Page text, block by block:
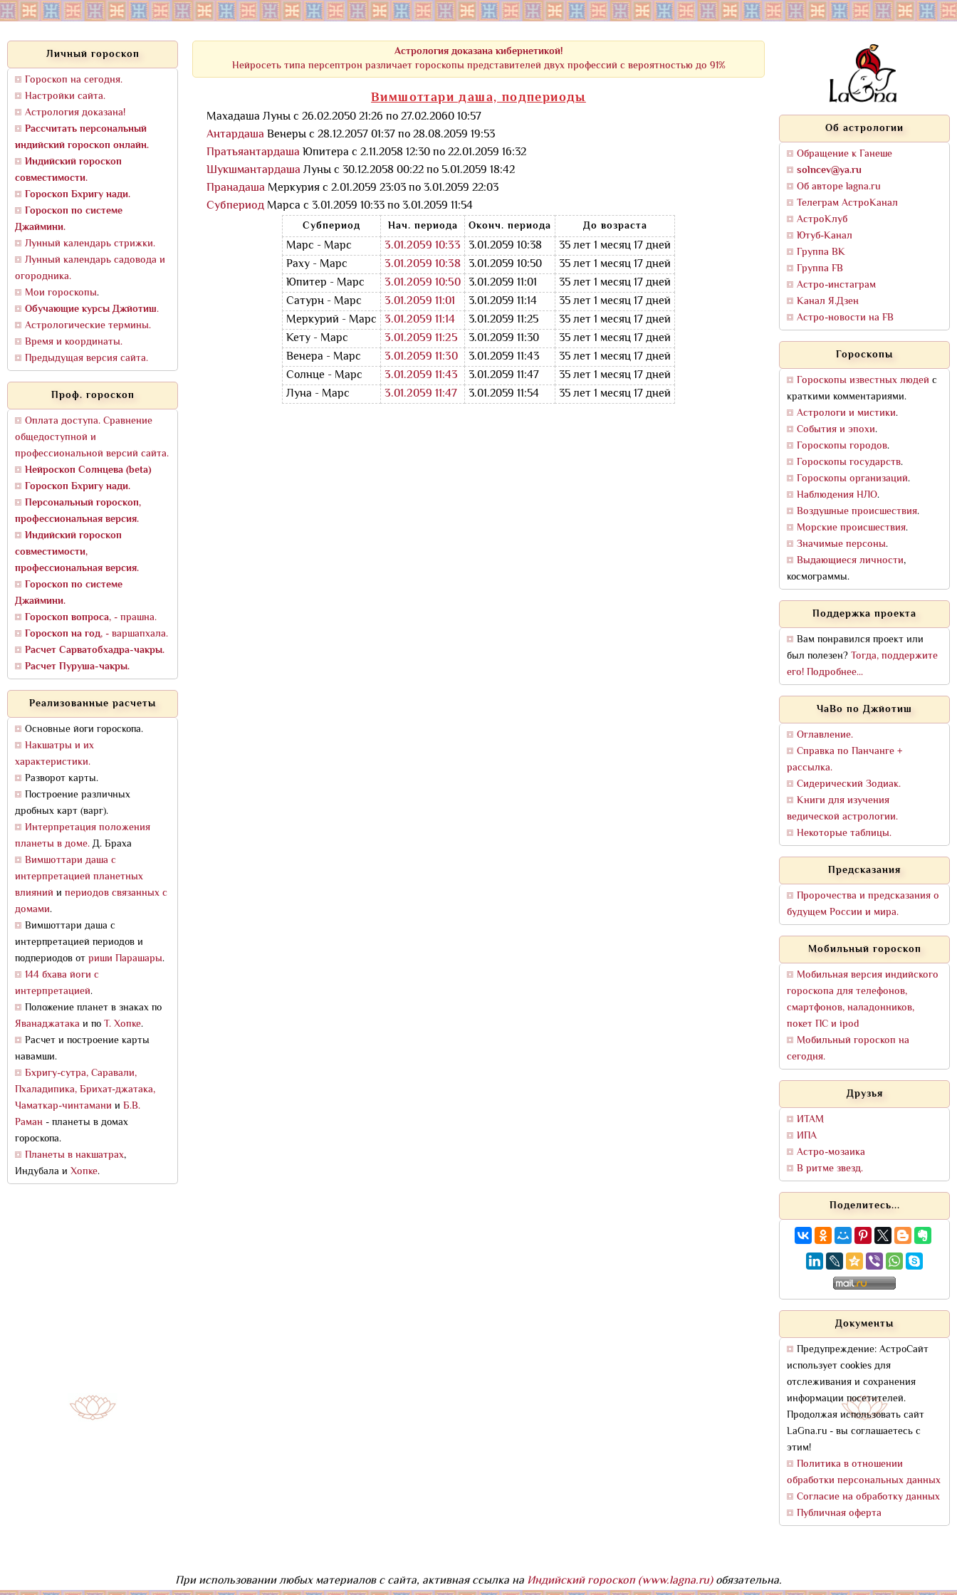
Личный гороскоп
Гороскоп на сегодня.
Настройки сайта.
Астрология доказана!
Рассчитать персональный
индийский гороскоп онлайн.
Индийский гороскоп
совместимости.
Гороскоп Бхригу нади.
Гороскоп по системе
Джаймини.
Лунный календарь стрижки.
Лунный календарь садовода и
огородника.
Мои гороскопы.
Обучающие курсы Джйотиш.
Астрологические термины.
Время и координаты.
Предыдущая версия сайта.
Проф. гороскоп
Оплата доступа. Сравнение
общедоступной и
профессиональной версий сайта.
Нейроскоп Солнцева (beta)
Гороскоп Бхригу нади.
Персональный гороскоп,
профессиональная версия.
Индийский гороскоп
совместимости,
профессиональная версия.
Гороскоп по системе
Джаймини.
Гороскоп вопроса, - прашна.
Гороскоп на год, - варшапхала.
Расчет Сарватобхадра-чакры.
Расчет Пуруша-чакры.
Реализованные расчеты
Основные йоги гороскопа.
Накшатры и их
характеристики.
Разворот карты.
Построение различных
дробных карт (варг).
Интерпретация положения
планеты в доме.Д. Браха
Вимшоттари даша с
интерпретацией планетных
влияний и периодов связанных с
домами.
Вимшоттари даша с
интерпретацией периодов и
подпериодов отриши Парашары.
144 бхава йоги с
интерпретацией.
Положение планет в знаках по
Яванаджатака и поТ. Хопке.
Расчет и построение карты
навамши.
Бхригу-сутра, Саравали,
Пхаладипика, Брихат-джатака,
Чаматкар-чинтамани и Б.В.
Раман - планеты в домах
гороскопа.
Планеты в накшатрах,
Индубала и Хопке.
Астрология доказана кибернетикой!
Нейросеть типа персептрон различает гороскопы представителей двух профессий с вероятностью до 91%
Вимшоттари даша, подпериоды
Махадаша Луны с 26.02.2050 21:26 по 27.02.2060 10:57
Антардаша Венеры с 28.12.2057 01:37 по 28.08.2059 19:53
Пратьяантардаша Юпитера с 2.11.2058 12:30 по 22.01.2059 16:32
Шукшмантардаша Луны с 30.12.2058 00:22 по 5.01.2059 18:42
Пранадаша Меркурия с 2.01.2059 23:03 по 3.01.2059 22:03
Субпериод Марса с 3.01.2059 10:33 по 3.01.2059 11:54
Субпериод Нач. периода Оконч. периода До возраста
Марс - Марс 3.01.2059 10:33 3.01.2059 10:38
35 лет 1 месяц 17 дней
Раху - Марс
3.01.2059 10:38 3.01.2059 10:50
35 лет 1 месяц 17 дней
Юпитер - Марс
3.01.2059 10:50 3.01.2059 11:01
35 лет 1 месяц 17 дней
Сатурн - Марс
3.01.2059 11:01 3.01.2059 11:14
35 лет 1 месяц 17 дней
Меркурий - Марс 3.01.2059 11:14 3.01.2059 11:25
35 лет 1 месяц 17 дней
Кету - Марс
3.01.2059 11:25 3.01.2059 11:30
35 лет 1 месяц 17 дней
Венера - Марс
3.01.2059 11:30 3.01.2059 11:43
35 лет 1 месяц 17 дней
Солнце - Марс
3.01.2059 11:43 3.01.2059 11:47
35 лет 1 месяц 17 дней
Луна - Марс
3.01.2059 11:47 3.01.2059 11:54 35 лет 1 месяц 17 дней
Об астрологии
Обращение к Ганеше
solncev@ya.ru
Об авторе lagna.ru
Телеграм АстроКанал
АстроКлуб
Ютуб-Канал
Группа ВК
Группа FB
Астро-инстаграм
Канал Я.Дзен
Астро-новости на FB
Гороскопы
Гороскопы известных людей с
краткими комментариями.
Астрологи и мистики.
События и эпохи.
Гороскопы городов.
Гороскопы государств.
Гороскопы организаций.
Наблюдения НЛО.
Воздушные происшествия.
Морские происшествия.
Значимые персоны.
Выдающиеся личности,
космограммы.
Поддержка проекта
Вам понравился проект или
был полезен?Тогда, поддержите
его! Подробнее...
ЧаВо по Джйотиш
Оглавление.
Справка по Панчанге +
рассылка.
Сидерический Зодиак.
Книги для изучения
ведической астрологии.
Некоторые таблицы.
Предсказания
Пророчества и предсказания о
будущем России и мира.
Мобильный гороскоп
Мобильная версия индийского
гороскопа для телефонов,
смартфонов, наладонников,
покет ПС и ipod
Мобильный гороскоп на
сегодня.
Друзья
ИТАМ
ИПА
Астро-мозаика
В ритме звезд.
Поделитесь...
Документы
Предупреждение: АстроСайт
использует cookies для
отслеживания и сохранения
информации посетителей.
Продолжая использовать сайт
LaGna.ru - вы соглашаетесь с
этим!
Политика в отношении
обработки персональных данных
Согласие на обработку данных
Публичная оферта
При использовании любых материалов с сайта, активная ссылка на Индийский гороскоп (www.lagna.ru)обязательна.